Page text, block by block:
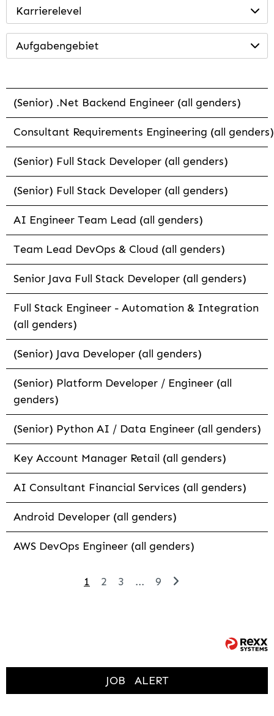
Karrierelevel
Aufgabengebiet
(Senior) .Net Backend Engineer (all genders)
Consultant Requirements Engineering (all genders)
(Senior) Full Stack Developer (all genders)
(Senior) Full Stack Developer (all genders)
AI Engineer Team Lead (all genders)
Team Lead DevOps & Cloud (all genders)
Senior Java Full Stack Developer (all genders)
Full Stack Engineer - Automation & Integration
(all genders)
(Senior) Java Developer (all genders)
(Senior) Platform Developer / Engineer (all
genders)
(Senior) Python AI / Data Engineer (all genders)
Key Account Manager Retail (all genders)
AI Consultant Financial Services (all genders)
Android Developer (all genders)
AWS DevOps Engineer (all genders)
1 2 3 ... 9
JOB ALERT